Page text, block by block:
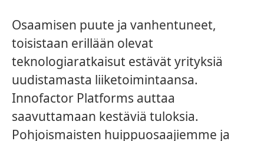
Osaamisen puute ja vanhentuneet,
toisistaan erillään olevat
teknologiaratkaisut estävät yrityksiä
uudistamasta liiketoimintaansa.
Innofactor Platforms auttaa
saavuttamaan kestäviä tuloksia.
Pohjoismaisten huippuosaajiemme ja